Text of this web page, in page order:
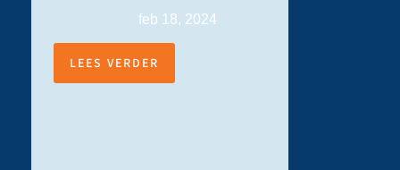
feb 18, 2024
LEES VERDER